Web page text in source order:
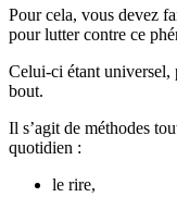
Pour cela, vous devez
pour lutter contre ce
Celui-ci étant universel,
bout.
Il s’agit de méthodes
quotidien :
le rire,